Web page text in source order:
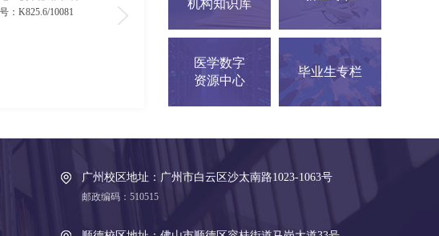
机构知识库
医学数字
资源中心
毕业生专栏
：K825.6/10081
索书号：K820-53/10000
广州校区地址：广州市白云区沙太南路1023-1063号
邮政编码：510515